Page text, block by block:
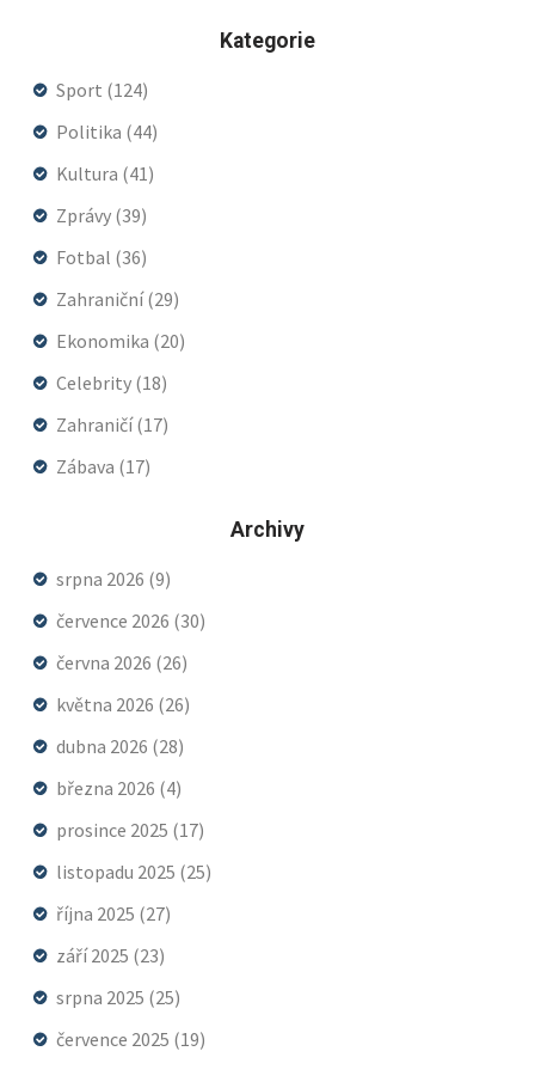
Kategorie
Sport (124)
Politika (44)
Kultura (41)
Zprávy (39)
Fotbal (36)
Zahraniční(29)
Ekonomika (20)
Celebrity (18)
Zahraničí(17)
Zábava (17)
Archivy
srpna 2026 (9)
července 2026 (30)
června 2026 (26)
května 2026 (26)
dubna 2026 (28)
března 2026 (4)
prosince 2025 (17)
listopadu 2025 (25)
října 2025 (27)
září 2025 (23)
srpna 2025 (25)
července 2025 (19)